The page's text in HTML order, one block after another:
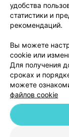
удобства
статистики и
рекомендаций.
Вы можете
cookie или
Для получения
сроках и
можете
файлов cookie